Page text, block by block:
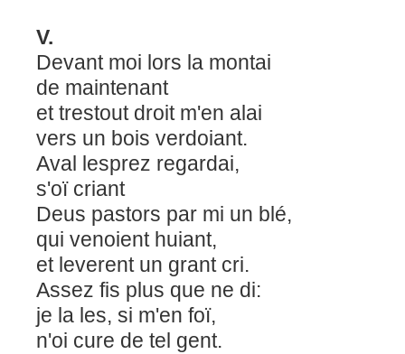
V.
Devant moi lors la montai
de maintenant
et trestout droit m'en alai
vers un bois verdoiant.
Aval lesprez regardai,
s'oï criant
Deus pastors par mi un blé,
qui venoient huiant,
et leverent un grant cri.
Assez fis plus que ne di:
je la les, si m'en foï,
n'oi cure de tel gent.